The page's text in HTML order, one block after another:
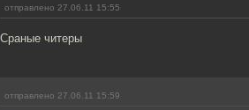
отправлено 27.06.11 15:55
Сраные читеры
отправлено 27.06.11 15:59